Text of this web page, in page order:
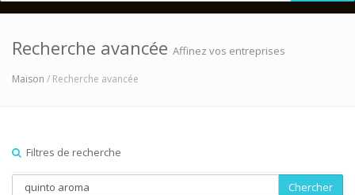
Recherche avancée Affinez vos entreprises
Maison / Recherche avancée
Filtres de recherche
Chercher